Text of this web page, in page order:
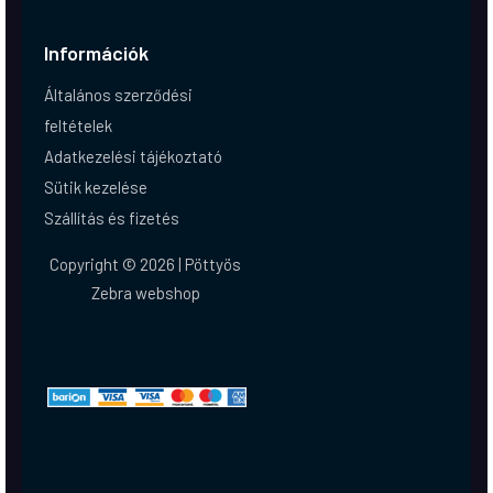
Információk
Általános szerződési
feltételek
Adatkezelési tájékoztató
Sütik kezelése
Szállítás és fizetés
Copyright © 2026 | Pöttyös
Zebra webshop